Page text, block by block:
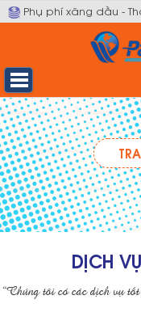
Phụ phí xăng dầu -
DỊCH
“Chúng tôi có các dịch vụ